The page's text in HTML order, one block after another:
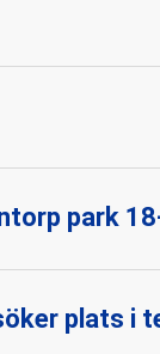
park
plats i